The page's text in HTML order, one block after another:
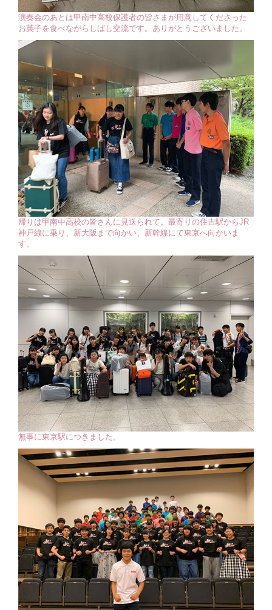
演奏会のあとは甲南中高校保護者の皆さまが用意してくださった
お菓子を食べながらしばし交流です。ありがとうございました。
帰りは甲南中高校の皆さんに見送られて。最寄りの住吉駅からJR
神戸線に乗り、新大阪まで向かい、新幹線にて東京へ向かいま
す。
無事に東京駅につきました。